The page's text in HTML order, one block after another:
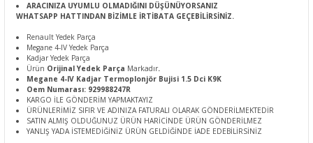
ARACINIZA UYUMLU OLMADIĞINI DÜŞÜNÜYORSANIZ
WHATSAPP HATTINDAN BİZİMLE İRTİBATA GEÇEBİLİRSİNİZ.
Renault Yedek Parça
Megane 4-IV Yedek Parça
Kadjar Yedek Parça
Ürün Orijinal Yedek Parça Markadır.
Megane 4-IV Kadjar Termoplonjör Bujisi 1.5 Dci K9K
Oem Numarası: 929988247R
KARGO İLE GÖNDERİM YAPMAKTAYIZ
ÜRÜNLERİMİZ SIFIR VE ADINIZA FATURALI OLARAK GÖNDERİLMEKTEDİR
SATIN ALMIŞ OLDUĞUNUZ ÜRÜN HARİCİNDE ÜRÜN GÖNDERİLMEZ
YANLIŞ YADA İSTEMEDİĞİNİZ ÜRÜN GELDİĞİNDE İADE EDEBİLİRSİNİZ